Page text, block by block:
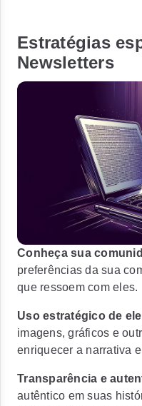
Estratégias
Newsletters
Conheça sua
preferências da sua
que ressoem com eles.
Uso estratégico de
imagens, gráficos e
enriquecer a narrativa
Transparência e
autêntico em suas